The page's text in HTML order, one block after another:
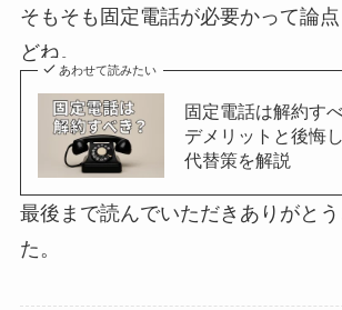
そもそも固定電話が必要かって論
どね。
あわせて読みたい
固定電話は解約す
デメリットと後悔
代替策を解説
最後まで読んでいただきありがと
た。